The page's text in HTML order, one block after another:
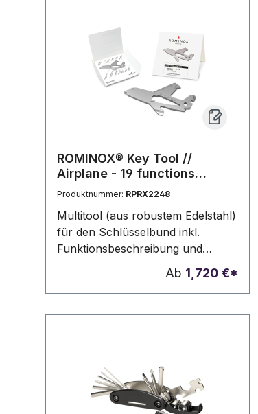
ROMINOX® Key Tool //
Airplane - 19 functions
(Flugzeug)
Produktnummer: RPRX2248
Multitool (aus robustem Edelstahl)
für den Schlüsselbund inkl.
Funktionsbeschreibung und
Standard-Kartonverpackung,
kundenindividuelle Verpackung
und Funktionsbeschreibung ab
100 Stück möglich. In
Schlüsselanhänger mit 19
Funktionen: 6 Sechskantschlüssel,
2 Speichenvierkant, 2
Ab 1,720 €*